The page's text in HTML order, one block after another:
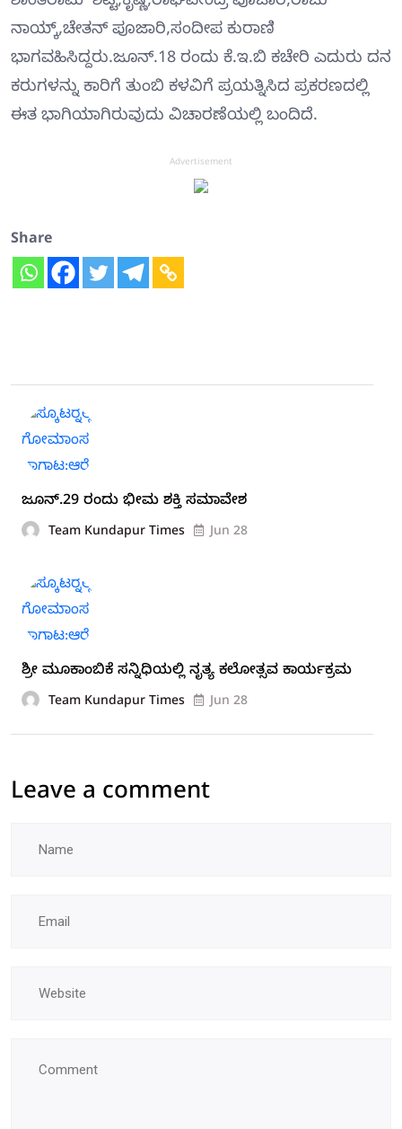
ನಾಯ್ಕ್,ಚೇತನ್ ಪೂಜಾರಿ,ಸಂದೀಪ ಕುರಾಣಿ
ಭಾಗವಹಿಸಿದ್ದರು.ಜೂನ್.18 ರಂದು ಕೆ.ಇ.ಬಿ ಕಚೇರಿ ಎದುರು ದನ
ಕರುಗಳನ್ನು ಕಾರಿಗೆ ತುಂಬಿ ಕಳವಿಗೆ ಪ್ರಯತ್ನಿಸಿದ ಪ್ರಕರಣದಲ್ಲಿ
ಈತ ಭಾಗಿಯಾಗಿರುವುದು ವಿಚಾರಣೆಯಲ್ಲಿ ಬಂದಿದೆ.
Advertisement
Share
ಜೂನ್.29 ರಂದು ಭೀಮ ಶಕ್ತಿ ಸಮಾವೇಶ
Team Kundapur Times Jun 28
ಶ್ರೀ ಮೂಕಾಂಬಿಕೆ ಸನ್ನಿಧಿಯಲ್ಲಿ ನೃತ್ಯ ಕಲೋತ್ಸವ ಕಾರ್ಯಕ್ರಮ
Team Kundapur Times Jun 28
Leave a comment